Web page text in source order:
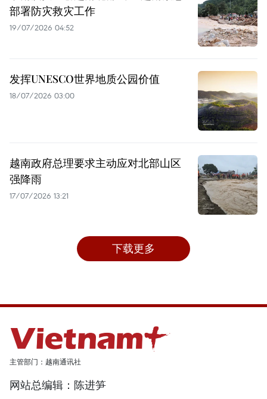
部署防灾救灾工作
19/07/2026 04:52
发挥UNESCO世界地质公园价值
18/07/2026 03:00
越南政府总理要求主动应对北部山区
强降雨
17/07/2026 13:21
下载更多
主管部门：越南通讯社
网站总编辑：陈进笋